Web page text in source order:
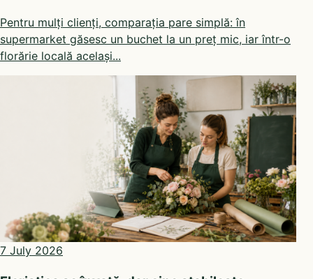
Pentru mulți clienți, comparația pare simplă: în
supermarket găsesc un buchet la un preț mic, iar într-o
florărie locală același...
7 July 2026